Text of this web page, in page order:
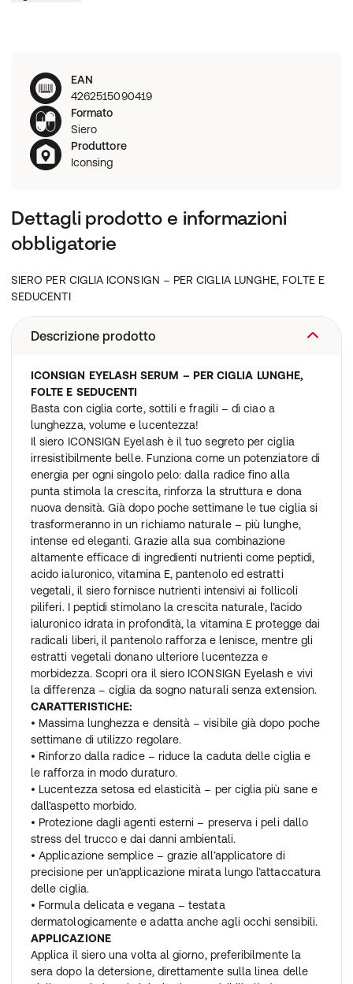
EAN
4262515090419
Formato
Siero
Produttore
Iconsing
Dettagli prodotto e informazioni
obbligatorie
SIERO PER CIGLIA ICONSIGN – PER CIGLIA LUNGHE, FOLTE E
SEDUCENTI
Descrizione prodotto
ICONSIGN EYELASH SERUM – PER CIGLIA LUNGHE,
FOLTE E SEDUCENTI
Basta con ciglia corte, sottili e fragili – dì ciao a
lunghezza, volume e lucentezza!
Il siero ICONSIGN Eyelash è il tuo segreto per ciglia
irresistibilmente belle. Funziona come un potenziatore di
energia per ogni singolo pelo: dalla radice fino alla
punta stimola la crescita, rinforza la struttura e dona
nuova densità. Già dopo poche settimane le tue ciglia si
trasformeranno in un richiamo naturale – più lunghe,
intense ed eleganti. Grazie alla sua combinazione
altamente efficace di ingredienti nutrienti come peptidi,
acido ialuronico, vitamina E, pantenolo ed estratti
vegetali, il siero fornisce nutrienti intensivi ai follicoli
piliferi. I peptidi stimolano la crescita naturale, l’acido
ialuronico idrata in profondità, la vitamina E protegge dai
radicali liberi, il pantenolo rafforza e lenisce, mentre gli
estratti vegetali donano ulteriore lucentezza e
morbidezza. Scopri ora il siero ICONSIGN Eyelash e vivi
la differenza – ciglia da sogno naturali senza extension.
CARATTERISTICHE:
• Massima lunghezza e densità – visibile già dopo poche
settimane di utilizzo regolare.
• Rinforzo dalla radice – riduce la caduta delle ciglia e
le rafforza in modo duraturo.
• Lucentezza setosa ed elasticità – per ciglia più sane e
dall’aspetto morbido.
• Protezione dagli agenti esterni – preserva i peli dallo
stress del trucco e dai danni ambientali.
• Applicazione semplice – grazie all’applicatore di
precisione per un’applicazione mirata lungo l’attaccatura
delle ciglia.
• Formula delicata e vegana – testata
dermatologicamente e adatta anche agli occhi sensibili.
APPLICAZIONE
Applica il siero una volta al giorno, preferibilmente la
sera dopo la detersione, direttamente sulla linea delle